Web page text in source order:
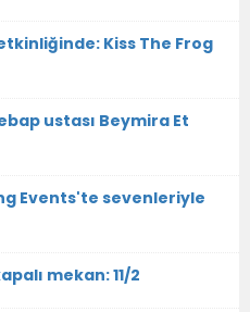
Kiss The Frog
ustası Beymira Et
Events'te sevenleriyle
mekan: 11/2